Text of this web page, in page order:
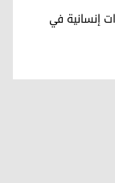
إنسانية في